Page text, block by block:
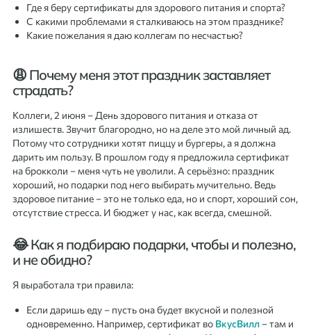
Где я беру сертификаты для здорового питания и спорта?
С какими проблемами я сталкиваюсь на этом празднике?
Какие пожелания я даю коллегам по несчастью?
😩 Почему меня этот праздник заставляет
страдать?
Коллеги, 2 июня – День здорового питания и отказа от
излишеств. Звучит благородно, но на деле это мой личный ад.
Потому что сотрудники хотят пиццу и бургеры, а я должна
дарить им пользу. В прошлом году я предложила сертификат
на брокколи – меня чуть не уволили. А серьёзно: праздник
хороший, но подарки под него выбирать мучительно. Ведь
здоровое питание – это не только еда, но и спорт, хороший сон,
отсутствие стресса. И бюджет у нас, как всегда, смешной.
😂 Как я подбираю подарки, чтобы и полезно,
и не обидно?
Я выработала три правила:
Если даришь еду – пусть она будет вкусной и полезной
одновременно. Например, сертификат во ВкусВилл – там и